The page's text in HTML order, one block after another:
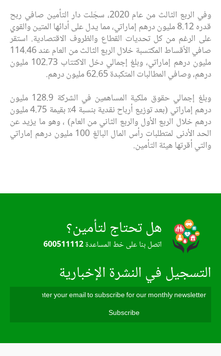
وفي الربع الثالث من عام 2020، سجّلت دار التأمين صافي ربح
قدره 8.12 مليون درهم إماراتي، مما يدل على أدائها المتين والقوي
على الرغم من كل تحديات القطاع والظروف الاقتصادية. استقر
صافي الأقساط المكتسبة خلال الربع الثالث من العام عند 114.46
مليون درهم إماراتي، وبلغ إجمالي دخل الاكتتاب 102.73 مليون
درهم، وصافي المطالبات المتكبدة 62.65 مليون درهم.
وبلغ إجمالي حقوق ملكية المساهمين في الشركة 128.9 مليون
درهم إماراتي (بعد توزيع أرباح نقدية بنسبة 4٪ بقيمة 4.75 مليون
درهم خلال الربع الأول والربع الثاني من العام) ، وهو ما يزيد عن
الحد الأدنى لمتطلبات رأس المال البالغ 100 مليون درهم إماراتي
والتي أقرتها هيئة التأمين.
هل تحتاج لتأمين؟
اتصل بنا على خط المساعدة600511112
التسجيل في النشرة الإخبارية